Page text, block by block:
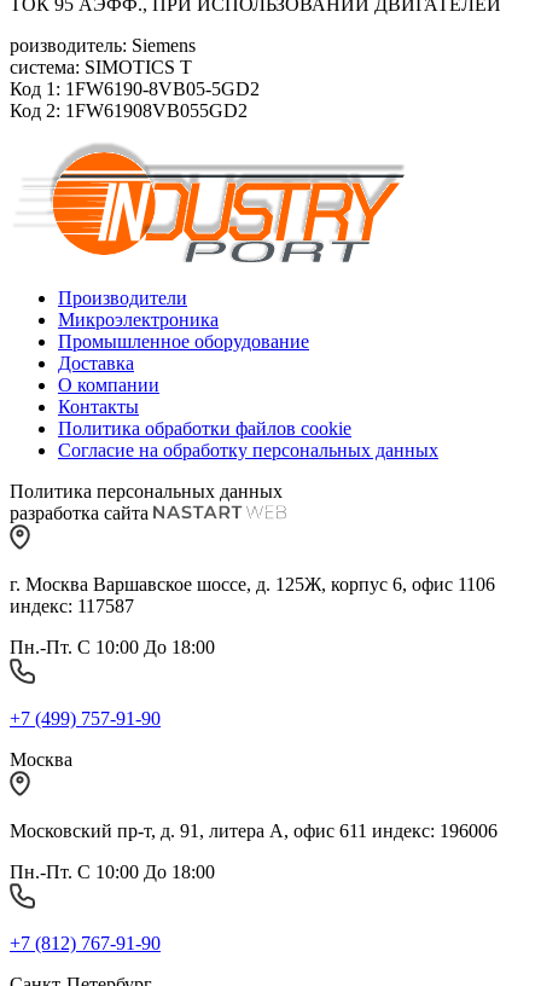
роизводитель: Siemens
система: SIMOTICS T
Код 1: 1FW6190-8VB05-5GD2
Код 2: 1FW61908VB055GD2
Производители
Микроэлектроника
Промышленное оборудование
Доставка
О компании
Контакты
Политика обработки файлов cookie
Согласие на обработку персональных данных
Политика персональных данных
разработка сайта
г. Москва Варшавское шоссе, д. 125Ж, корпус 6, офис 1106
индекс: 117587
Пн.-Пт. С 10:00 До 18:00
+7 (499) 757-91-90
Москва
Московский пр-т, д. 91, литера А, офис 611 индекс: 196006
Пн.-Пт. С 10:00 До 18:00
+7 (812) 767-91-90